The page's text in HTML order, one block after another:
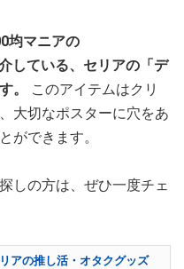
均マニアの
している、セリアの「デ
。
このアイテムはクリ
大切なポスターに穴をあ
ができます。
しの方は、ぜひ一度チェ
アの推し活・オタクグッズ